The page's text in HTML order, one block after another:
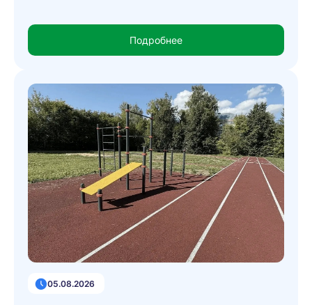
Подробнее
05.08.2026